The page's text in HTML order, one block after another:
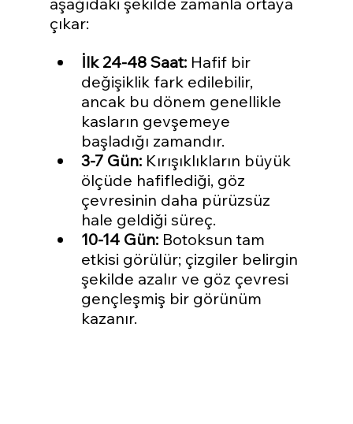
çıkar:
İlk 24-48 Saat: Hafif bir
değişiklik fark edilebilir,
ancak bu dönem genellikle
kasların gevşemeye
başladığı zamandır.
3-7 Gün: Kırışıklıkların büyük
ölçüde hafiflediği, göz
çevresinin daha pürüzsüz
hale geldiği süreç.
10-14 Gün: Botoksun tam
etkisi görülür; çizgiler belirgin
şekilde azalır ve göz çevresi
gençleşmiş bir görünüm
kazanır.